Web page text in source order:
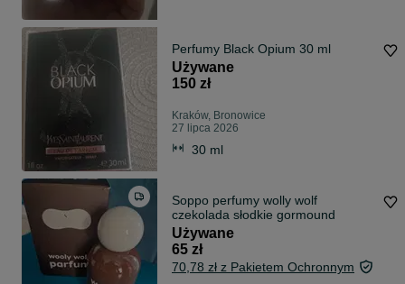
Perfumy Black Opium 30 ml
Używane
150 zł
Kraków, Bronowice
27 lipca 2026
30 ml
Soppo perfumy wolly wolf
czekolada słodkie gormound
Używane
65 zł
70,78 zł z Pakietem Ochronnym